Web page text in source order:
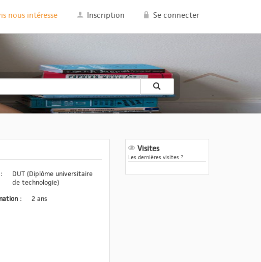
nous intéresse Inscription Se connecter
:
DUT (Diplôme universitaire
de technologie)
la formation :
2 ans
Visites
Les dernières visites ?